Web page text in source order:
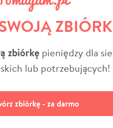
zbiórkępieniędzy dla
lub potrzebujących!
zbiórkę - za darmo